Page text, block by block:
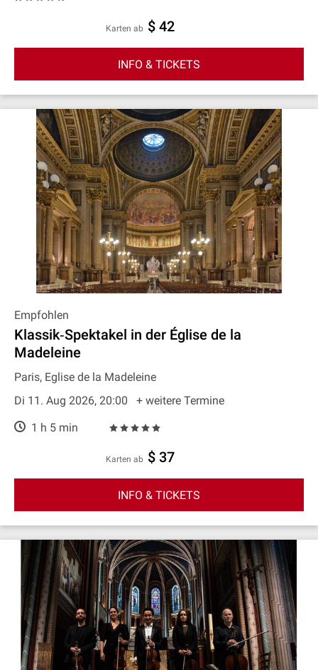
Karten ab $ 42
INFO & TICKETS
Empfohlen
Klassik‐Spektakel in der Église de la
Madeleine
Paris, Eglise de la Madeleine
Di 11. Aug 2026, 20:00
+ weitere Termine
1 h 5 min
Karten ab $ 37
INFO & TICKETS